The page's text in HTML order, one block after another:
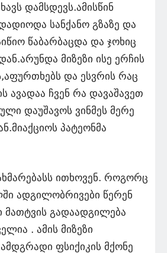
დამსდევს.ამისწინ
სანქანო გზაზე და
წაბარბაცდა და ჯოხიც
მიზეზი ისე ერჩის
და ესვრის რაც
ავადაა ჩვენ რა დავაშავეთ
დაუშავოს ვინმეს მერე
პატეონმა
ითხოვენ. როგორც
ადგილობრივები წერენ
მათტვის გადაადგილება
. ამის მიზეზი
ფსიქიკის მქონე